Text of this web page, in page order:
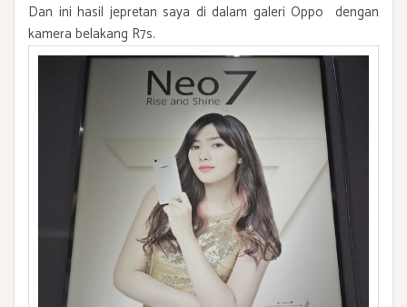
Dan ini hasil jepretan saya di dalam galeri Oppo dengan
kamera belakang R7s.